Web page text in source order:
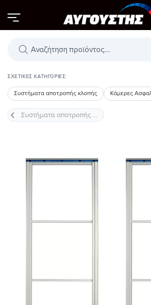
στο
περιεχόμενο
Αναζήτηση
ΣΧΕΤΙΚΈΣ ΚΑΤΗΓΟΡΊΕΣ:
Συστήματα αποτροπής κλοπής Κάμερες